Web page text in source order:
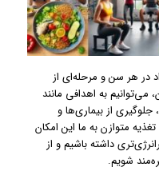
در هر سن و مرحله‌ای از
به اهدافی مانند
از بیماری‌ها و
متوازن به ما این امکان
داشته باشیم و از
شویم.